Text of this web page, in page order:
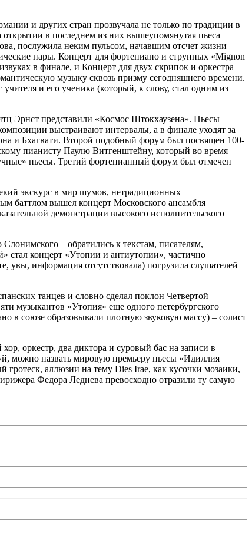
и других стран прозвучала не только по традиции в
в последнем из них вышеупомянутая пьеса
послужила неким пульсом, начавшим отсчет жизни
пары. Концерт для фортепиано и струнных «Mignon
в финале, и Концерт для двух скрипок и оркестра
музыку сквозь призму сегодняшнего времени.
и его ученика (который, к слову, стал одним из
Эрнст представили «Космос Штокхаузена». Пьесы
выстраивают интервалы, а в финале уходят за
и Бхагвати. Второй подобный форум был посвящен 100-
пианисту Паулю Витгенштейну, который во время
пьесы. Третий фортепианный форум был отмечен
экскурс в мир шумов, нетрадиционных
баттлом вышел концерт Московского ансамбля
демонстрации высокого исполнительского
– обратились к текстам, писателям,
стал концерт «Утопии и антиутопии», частично
увы, информация отсутствовала) погрузила слушателей
танцев и словно сделал поклон Четвертой
музыкантов «Утопия» еще одного петербургского
в союзе образовывали плотную звуковую массу) – солист
оркестр, два диктора и суровый бас на записи в
можно назвать мировую премьеру пьесы «Идиллия
аллюзии на тему Dies Irae, как кусочки мозаики,
Федора Леднева превосходно отразили ту самую